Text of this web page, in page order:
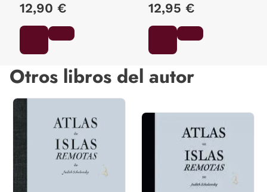
12,90 € 12,95 €
Otros libros del autor